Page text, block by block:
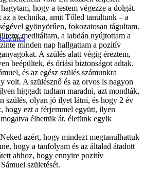
hogy a testem végezze a dolgát.
a technika, amit Tőled tanultunk – a
gyönyörűen, fokozatosan tágultam.
meditáltam, a labdán nyújtottam a
minden nap hallgattam a pozitív
A szülés alatt végig éreztem,
beépültek, és óriási biztonságot adtak.
és az egész szülés számunkra
volt. A szülésznő és az orvos is nagyon
higgadt tudtam maradni, azt mondták,
szülés, olyan jó ilyet látni, és hogy 2 év
hogy ezt a férjemmel együtt, ilyen
élhettük át, életünk egyik
azért, hogy mindezt megtanulhattuk
hogy a tanfolyam és az általad átadott
ahhoz, hogy ennyire pozitív
születését.